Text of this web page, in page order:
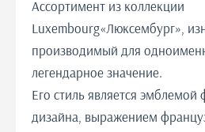
Ассортимент из коллекции
Luxembourg«Люксембург»,
производимый для
легендарное значение.
Его стиль является эмблемой
дизайна, выражением